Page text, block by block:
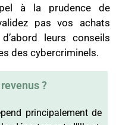
à la prudence de
pas vos achats
leurs conseils
des cybercriminels.
?
principalement de